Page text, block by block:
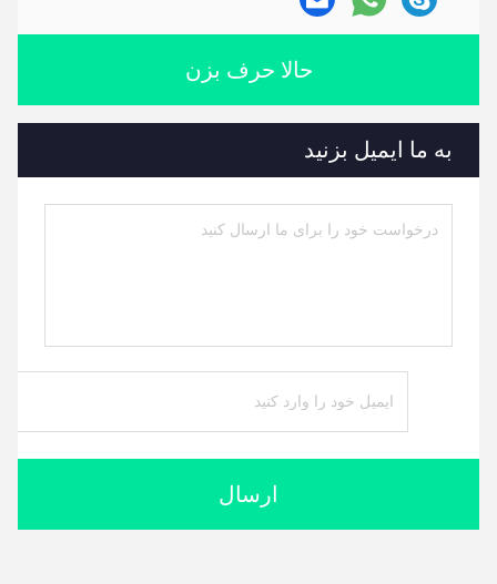
حالا حرف بزن
به ما ایمیل بزنید
ارسال